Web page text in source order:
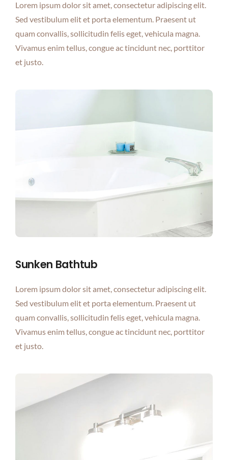
Lorem ipsum dolor sit amet, consectetur adipiscing elit.
Sed vestibulum elit et porta elementum. Praesent ut
quam convallis, sollicitudin felis eget, vehicula magna.
Vivamus enim tellus, congue ac tincidunt nec, porttitor
et justo.
Sunken Bathtub
Lorem ipsum dolor sit amet, consectetur adipiscing elit.
Sed vestibulum elit et porta elementum. Praesent ut
quam convallis, sollicitudin felis eget, vehicula magna.
Vivamus enim tellus, congue ac tincidunt nec, porttitor
et justo.